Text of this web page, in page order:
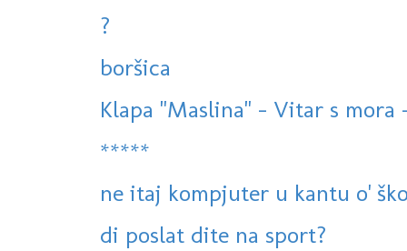
?
boršica
Klapa "Maslina" - Vitar s mora
*****
ne itaj kompjuter u kantu o'
di poslat dite na sport?